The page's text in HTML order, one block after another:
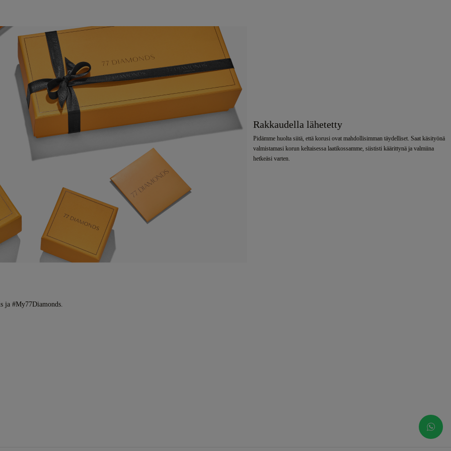
Rakkaudella lähetetty
Pidämme huolta siitä, että korusi ovat mahdollisimman täydelliset. Saat käsityönä
valmistamasi korun keltaisessa laatikossamme, siististi käärittynä ja valmiina
hetkeäsi varten.
ja #My77Diamonds.